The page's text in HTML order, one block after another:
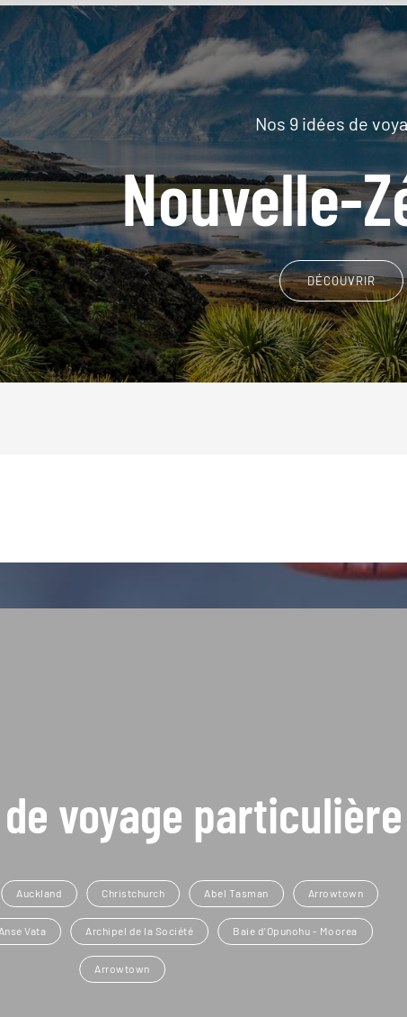
Nos 9 idées de
Nouvelle-
DÉCOUVRIR
voyage
Auckland Christchurch Abel Tasman Arrowtown
Anse Vata Archipel de la Société Baie d'Opunohu - Moorea
Arrowtown